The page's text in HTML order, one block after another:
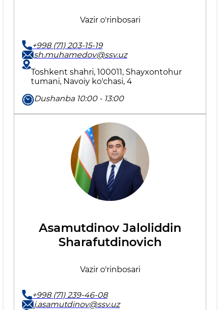
Vazir o'rinbosari
+998 (71) 203-15-19
sh.muhamedov@ssv.uz
Toshkent shahri, 100011, Shayxontohur
tumani, Navoiy ko'chasi, 4
Dushanba 10:00 - 13:00
Asamutdinov Jaloliddin
Sharafutdinovich
Vazir o'rinbosari
+998 (71) 239-46-08
j.asamutdinov@ssv.uz